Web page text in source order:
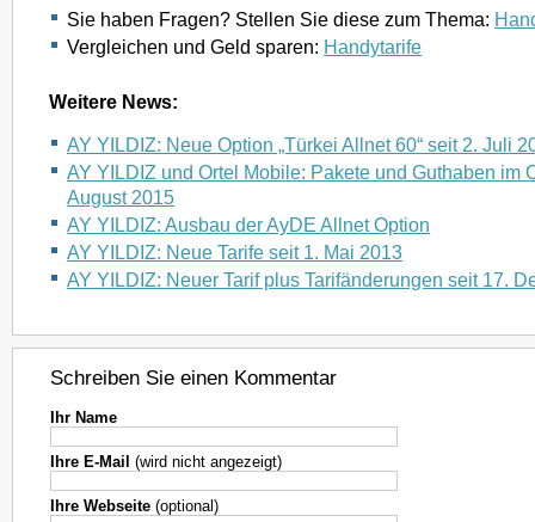
Sie haben Fragen? Stellen Sie diese zum Thema:
Vergleichen und Geld sparen: Handytarife
Weitere News:
AY YILDIZ: Neue Option „Türkei Allnet 60“ seit 2. Juli
AY YILDIZ und Ortel Mobile: Pakete und Guthaben im
August 2015
AY YILDIZ: Ausbau der AyDE Allnet Option
AY YILDIZ: Neue Tarife seit 1. Mai 2013
AY YILDIZ: Neuer Tarif plus Tarifänderungen seit 17.
Schreiben Sie einen Kommentar
Ihr Name
Ihre E-Mail (wird nicht angezeigt)
Ihre Webseite (optional)